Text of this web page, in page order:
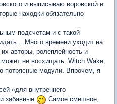
и выписываю воровской и
находки обязательно
подсчетам и с такой
Много времени уходит на
авторы, ролеплейность и
не восхищать. Witch Wake,
потрясные модули. Впрочем, я
«для внутреннего
забавные
Самое смешное,